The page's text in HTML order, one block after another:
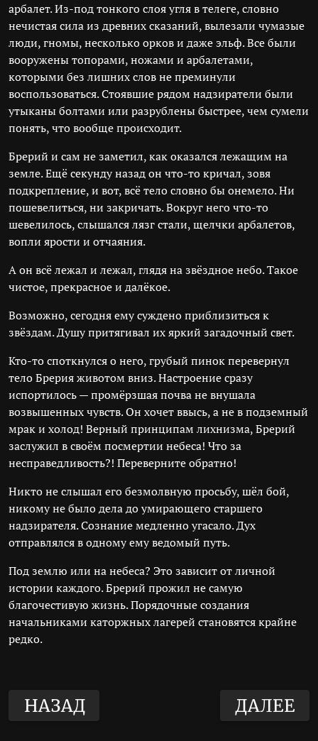
арбалет. Из-под тонкого слоя угля в телеге, словно
нечистая сила из древних сказаний, вылезали чумазые
люди, гномы, несколько орков и даже эльф. Все были
вооружены топорами, ножами и арбалетами,
которыми без лишних слов не преминули
воспользоваться. Стоявшие рядом надзиратели были
утыканы болтами или разрублены быстрее, чем сумели
понять, что вообще происходит.
Брерий и сам не заметил, как оказался лежащим на
земле. Ещё секунду назад он что-то кричал, зовя
подкрепление, и вот, всё тело словно бы онемело. Ни
пошевелиться, ни закричать. Вокруг него что-то
шевелилось, слышался лязг стали, щелчки арбалетов,
вопли ярости и отчаяния.
А он всё лежал и лежал, глядя на звёздное небо. Такое
чистое, прекрасное и далёкое.
Возможно, сегодня ему суждено приблизиться к
звёздам. Душу притягивал их яркий загадочный свет.
Кто-то споткнулся о него, грубый пинок перевернул
тело Брерия животом вниз. Настроение сразу
испортилось — промёрзшая почва не внушала
возвышенных чувств. Он хочет ввысь, а не в подземный
мрак и холод! Верный принципам лихнизма, Брерий
заслужил в своём посмертии небеса! Что за
несправедливость?! Переверните обратно!
Никто не слышал его безмолвную просьбу, шёл бой,
никому не было дела до умирающего старшего
надзирателя. Сознание медленно угасало. Дух
отправлялся в одному ему ведомый путь.
Под землю или на небеса? Это зависит от личной
истории каждого. Брерий прожил не самую
благочестивую жизнь. Порядочные создания
начальниками каторжных лагерей становятся крайне
редко.
НАЗАД ДАЛЕЕ